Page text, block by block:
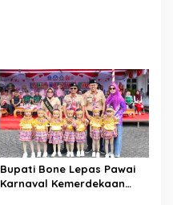
Bupati Bone Lepas Pawai
Karnaval Kemerdekaan